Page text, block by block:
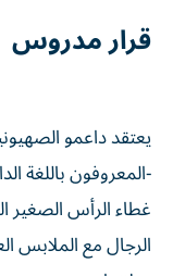
قرار مدروس
يعتقد داعمو
-المعروفون باللغة
غطاء الرأس الصغير
الرجال مع الملابس